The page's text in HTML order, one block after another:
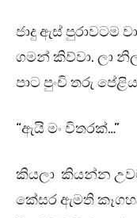
ජාදු ඇස් පුරාවටම
ගමන් කිව්වා. ලා
පාට පුංචි තරු
“ඇයි මං විතරක්…”
කියලා කියන්න
කේසර ඇමති